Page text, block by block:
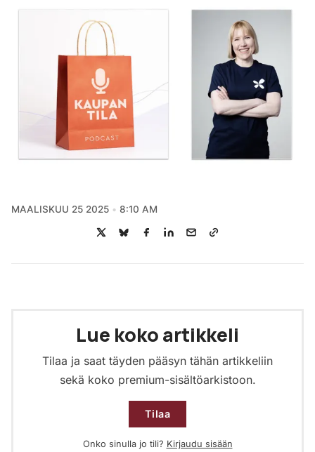
MAALISKUU 25 2025 8:10 AM
Lue koko artikkeli
Tilaa ja saat täyden pääsyn tähän artikkeliin
sekä koko premium-sisältöarkistoon.
Tilaa
Onko sinulla jo tili? Kirjaudu sisään